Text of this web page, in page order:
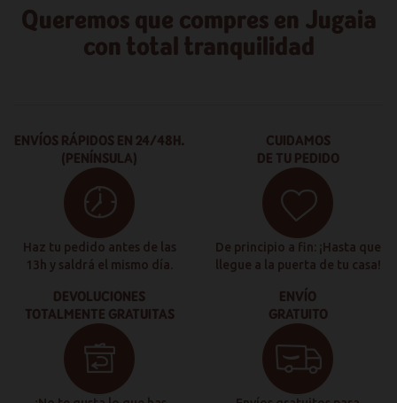
Queremos que compres en Jugaia
con total tranquilidad
ENVÍOS RÁPIDOS EN 24/48H.
(PENÍNSULA)
Haz tu pedido antes de las
13h y saldrá el mismo día.
CUIDAMOS
DE TU PEDIDO
De principio a fin: ¡Hasta que
llegue a la puerta de tu casa!
DEVOLUCIONES
TOTALMENTE GRATUITAS
ENVÍO
GRATUITO